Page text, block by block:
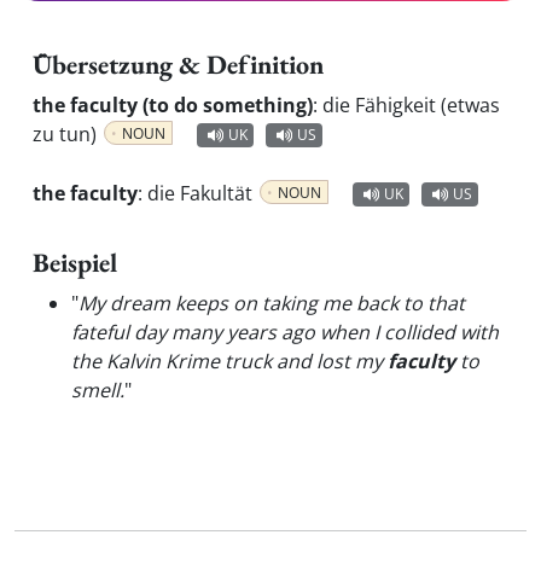
Übersetzung & Definition
the faculty (to do something): die Fähigkeit (etwas
zu tun)
NOUN UK US
the faculty: die Fakultät NOUN UK US
Beispiel
"My dream keeps on taking me back to that
fateful day many years ago when I collided with
the Kalvin Krime truck and lost myfacultyto
smell."